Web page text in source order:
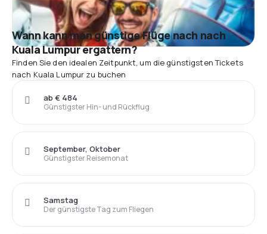
Wann kann man günstige Flüge nach nach
Kuala Lumpur ergattern?
Finden Sie den idealen Zeitpunkt, um die günstigsten Tickets
nach Kuala Lumpur zu buchen
Günstigster Hin- und Rückflug
ab € 484
Günstigster Reisemonat
September, Oktober
Der günstigste Tag zum Fliegen
Samstag